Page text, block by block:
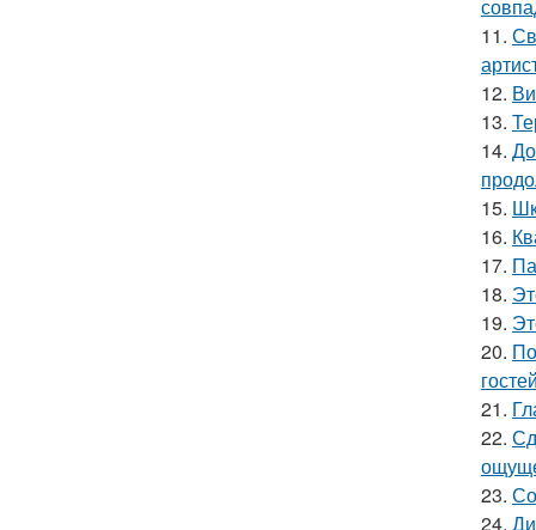
11.
12.
13.
14.
15.
16.
17.
18.
19.
20.
21.
22.
23.
24.